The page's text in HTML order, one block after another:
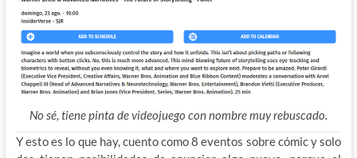
No sé, tiene pinta de videojuego con nombre muy rebuscado.
Y esto es lo que hay, cuento como 8 eventos sobre cómic y solo